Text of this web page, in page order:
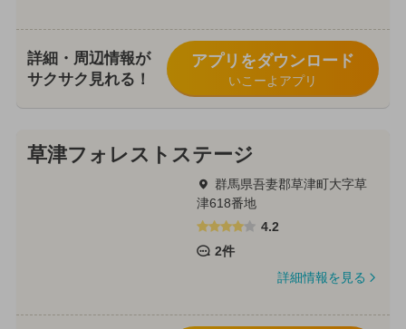
詳細・周辺情報が
サクサク見れる！
アプリをダウンロード
いこーよアプリ
草津フォレストステージ
群馬県吾妻郡草津町大字草
津618番地
4.2
2件
詳細情報を見る